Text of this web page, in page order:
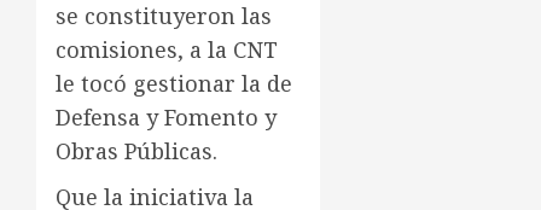
se constituyeron las
comisiones, a la CNT
le tocó gestionar la de
Defensa y Fomento y
Obras Públicas.
Que la iniciativa la